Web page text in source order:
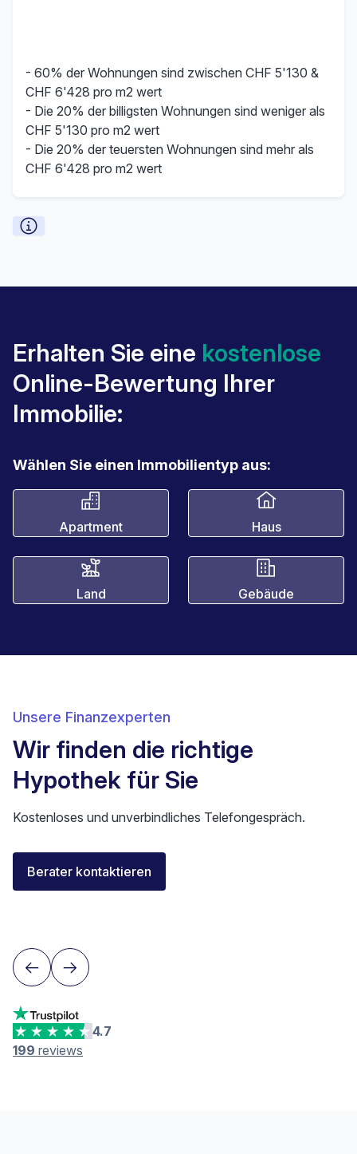
- 60% der Wohnungen sind zwischen CHF 5'130 &
CHF 6'428 pro m2 wert
- Die 20% der billigsten Wohnungen sind weniger als
CHF 5'130 pro m2 wert
- Die 20% der teuersten Wohnungen sind mehr als
CHF 6'428 pro m2 wert
Erhalten Sie eine kostenlose
Online-Bewertung Ihrer
Immobilie:
Wählen Sie einen Immobilientyp aus:
Apartment Haus
Land Gebäude
Unsere Finanzexperten
Wir finden die richtige
Hypothek für Sie
Kostenloses und unverbindliches Telefongespräch.
Berater kontaktieren
Elisa Longo
Finanzierungsberaterin IAF
4.7
199 reviews